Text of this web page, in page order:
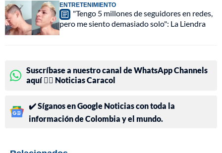
ENTRETENIMIENTO
"Tengo 5 millones de seguidores en redes,
pero me siento demasiado solo": La Liendra
Suscríbase a nuestro canal de WhatsApp Channels
aquí 👉🏻 Noticias Caracol
✔️ Síganos en Google Noticias con toda la
información de Colombia y el mundo.